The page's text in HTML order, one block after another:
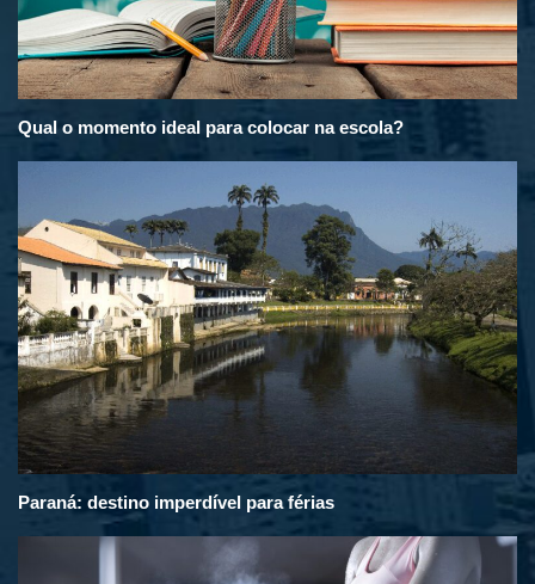
Qual o momento ideal para colocar na escola?
Paraná: destino imperdível para férias